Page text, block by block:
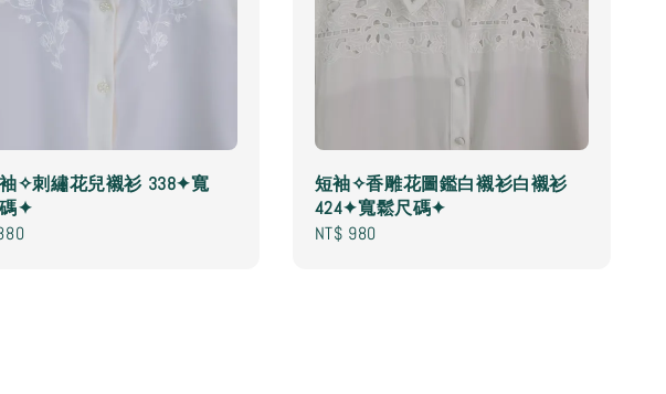
袖✧刺繡花兒襯衫 338✦寬
✦
短袖✧香雕花圖鑑白襯衫白襯衫
424✦寬鬆尺碼✦
Regular
NT$ 980